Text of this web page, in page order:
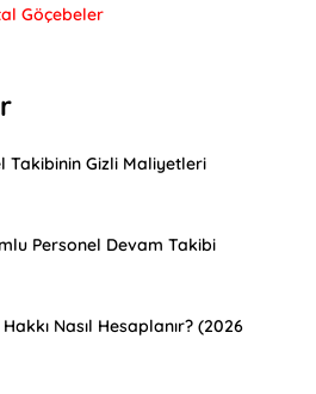
Göçebeler
Takibinin Gizli Maliyetleri
Personel Devam Takibi
Hakkı Nasıl Hesaplanır? (2026